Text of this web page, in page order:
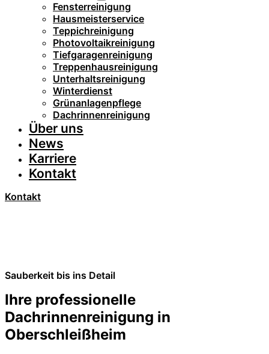
Fensterreinigung
Hausmeisterservice
Teppichreinigung
Photovoltaikreinigung
Tiefgaragenreinigung
Treppenhausreinigung
Unterhaltsreinigung
Winterdienst
Grünanlagenpflege
Dachrinnenreinigung
Über uns
News
Karriere
Kontakt
Kontakt
Sauberkeit bis ins Detail
Ihre professionelle
Dachrinnenreinigung in
Oberschleißheim